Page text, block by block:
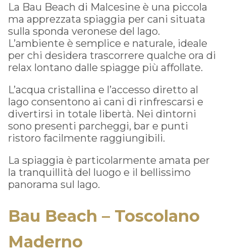
La Bau Beach di Malcesine è una piccola
ma apprezzata spiaggia per cani situata
sulla sponda veronese del lago.
L’ambiente è semplice e naturale, ideale
per chi desidera trascorrere qualche ora di
relax lontano dalle spiagge più affollate.
L’acqua cristallina e l’accesso diretto al
lago consentono ai cani di rinfrescarsi e
divertirsi in totale libertà. Nei dintorni
sono presenti parcheggi, bar e punti
ristoro facilmente raggiungibili.
La spiaggia è particolarmente amata per
la tranquillità del luogo e il bellissimo
panorama sul lago.
Bau Beach – Toscolano
Maderno